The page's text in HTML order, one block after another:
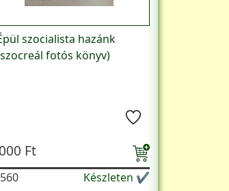
szocialista hazánk
fotós könyv)
Ft
Készleten ✔